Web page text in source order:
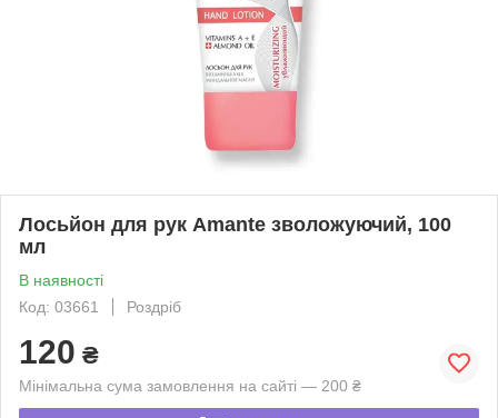
Лосьйон для рук Amante зволожуючий, 100
мл
В наявності
Код: 03661
Роздріб
120 ₴
Мінімальна сума замовлення на сайті — 200 ₴